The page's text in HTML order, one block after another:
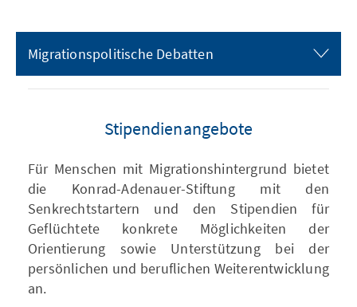
Migrationspolitische Debatten
Stipendienangebote
Für Menschen mit Migrationshintergrund bietet
die Konrad-Adenauer-Stiftung mit den
Senkrechtstartern und den Stipendien für
Geflüchtete konkrete Möglichkeiten der
Orientierung sowie Unterstützung bei der
persönlichen und beruflichen Weiterentwicklung
an.